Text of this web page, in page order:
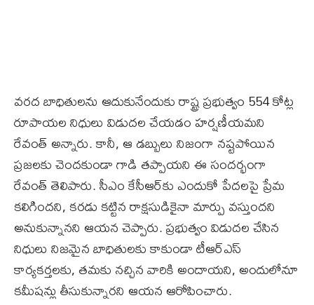
వరద బాధితులను ఆదుకునేందుకు రాష్ట్ర ప్రభుత్వం 554 కోట్ల
రూపాయల నిధులు విడుదల చేయడం హర్షణీయమని
రేవంత్‌ అన్నారు. కానీ, ఆ డబ్బులు నిజంగా నష్టపోయిన
ప్రజలకు చెందకుండా గాడి తప్పాయని ఈ సందర్భంగా
రేవంత్‌ తెలిపారు. సీఎం కేసీఆర్‌కు ఎందుకో పేదలపై ప్రేమ
కలిగిందని, కరడు కట్టిన రాక్షసుడికైనా మార్పు వస్తుందని
అనుకున్నానని ఆయన చెప్పారు. ప్రభుత్వం విడుదల చేసిన
నిధులు నిజమైన బాధితులకు కాకుండా టీఆర్‌ఎస్‌
కార్యకర్తలకు, తమకు నచ్చిన వారికి అందాయని, అందులోనూ
కమీషన్లు తీసుకున్నారని ఆయన ఆరోపించారు.